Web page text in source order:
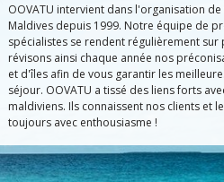
OOVATU intervient dans l'organisation de
Maldives depuis 1999. Notre équipe de
spécialistes se rendent régulièrement sur
révisons ainsi chaque année nos
et d'îles afin de vous garantir les
séjour. OOVATU a tissé des liens forts
maldiviens. Ils connaissent nos clients et
toujours avec enthousiasme !